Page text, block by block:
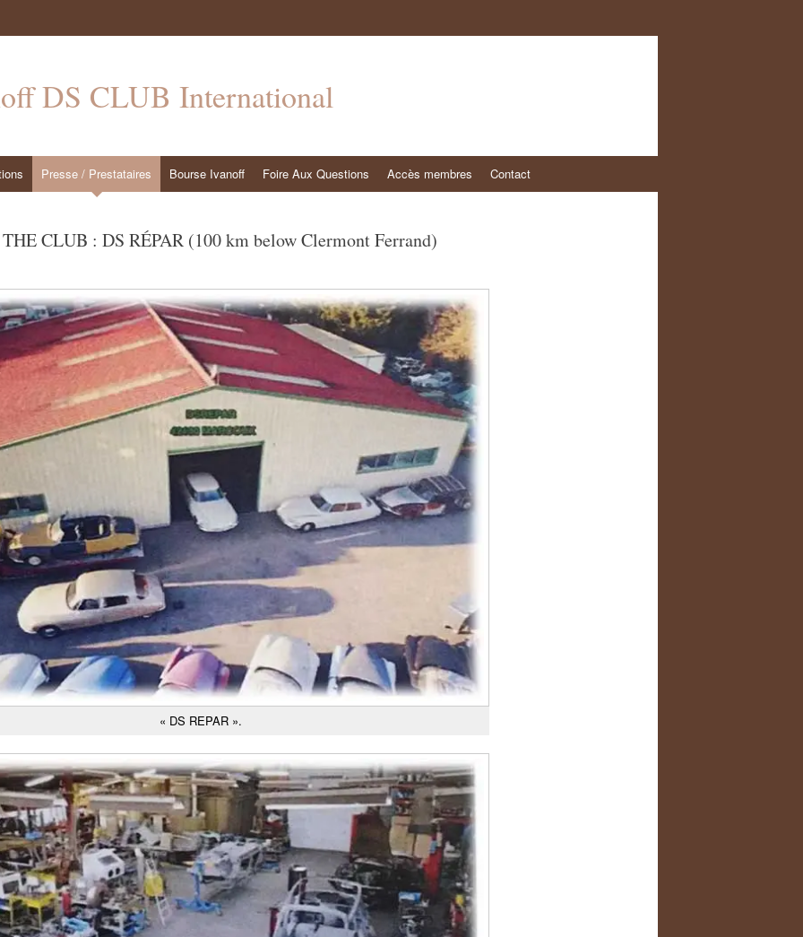
DS CLUB International
Presse / Prestataires Bourse Ivanoff Foire Aux Questions Accès membres Contact
CLUB : DS RÉPAR (100 km below Clermont Ferrand)
« DS REPAR ».